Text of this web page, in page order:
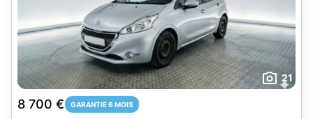
21
8 700 € GARANTIE 6 MOIS